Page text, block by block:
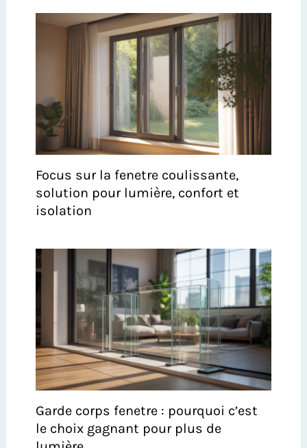
Focus sur la fenetre coulissante,
solution pour lumière, confort et
isolation
Garde corps fenetre : pourquoi c’est
le choix gagnant pour plus de